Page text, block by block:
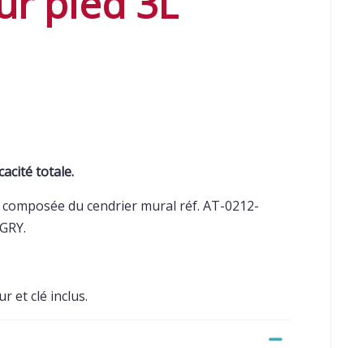
totale.
du cendrier mural réf. AT-0212-
et clé inclus.